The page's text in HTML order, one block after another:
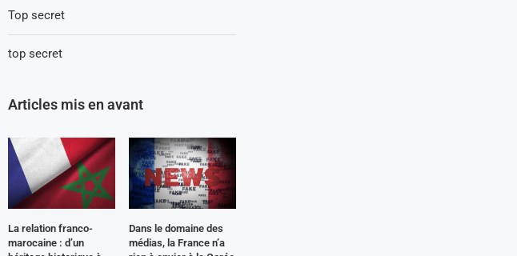
Top secret
top secret
Articles mis en avant
La relation franco-
marocaine : d’un
Dans le domaine des
médias, la France n’a